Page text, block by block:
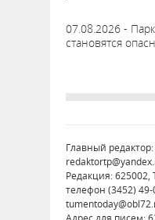
07.08.2026 -
становятся
Главный
Редакция:
телефон (3452)